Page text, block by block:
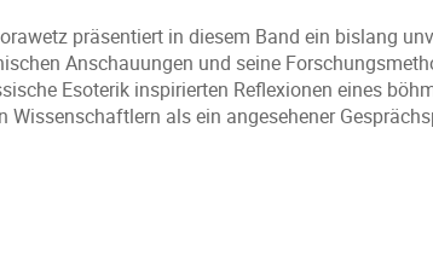
präsentiert in diesem Band ein bislang
Anschauungen und seine
Esoterik inspirierten Reflexionen eines
Wissenschaftlern als ein angesehener